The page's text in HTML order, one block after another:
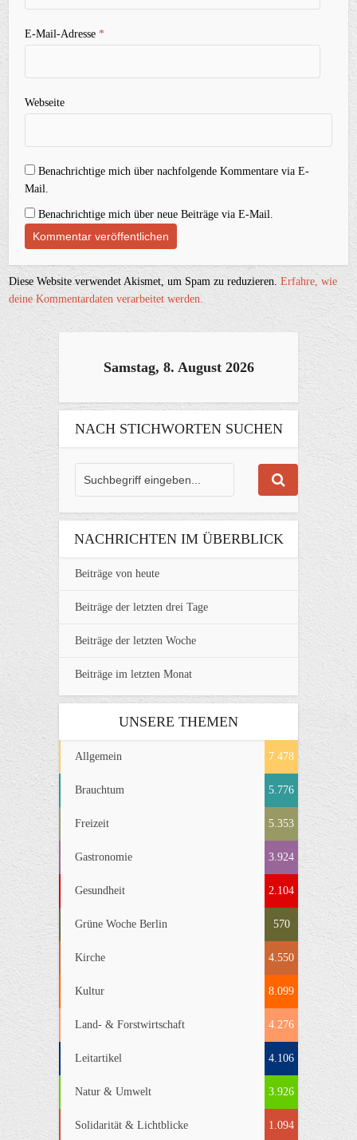
E-Mail-Adresse*
Webseite
Benachrichtige mich über nachfolgende Kommentare via E-
Mail.
Benachrichtige mich über neue Beiträge via E-Mail.
Diese Website verwendet Akismet, um Spam zu reduzieren.Erfahre, wie
deine Kommentardaten verarbeitet werden.
Samstag, 8. August 2026
NACH STICHWORTEN SUCHEN
NACHRICHTEN IM ÜBERBLICK
Beiträge von heute
Beiträge der letzten drei Tage
Beiträge der letzten Woche
Beiträge im letzten Monat
UNSERE THEMEN
Allgemein 7.478
Brauchtum 5.776
Freizeit 5.353
Gastronomie 3.924
Gesundheit 2.104
Grüne Woche Berlin 570
Kirche 4.550
Kultur 8.099
Land- & Forstwirtschaft 4.276
Leitartikel 4.106
Natur & Umwelt 3.926
Solidarität & Lichtblicke 1.094